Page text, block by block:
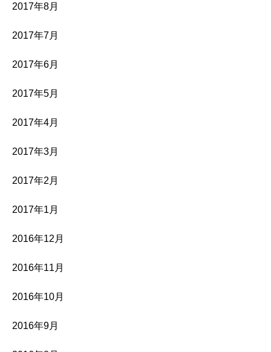
2017年8月
2017年7月
2017年6月
2017年5月
2017年4月
2017年3月
2017年2月
2017年1月
2016年12月
2016年11月
2016年10月
2016年9月